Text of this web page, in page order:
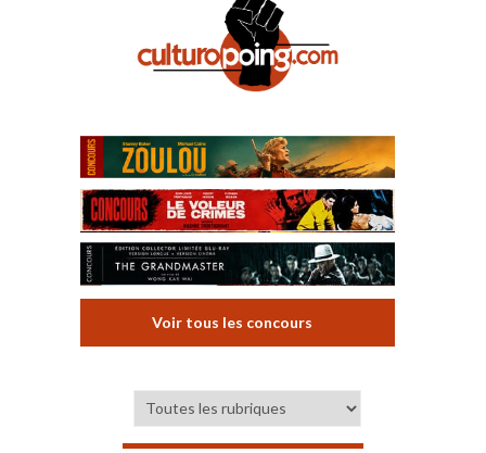
Voir tous les concours